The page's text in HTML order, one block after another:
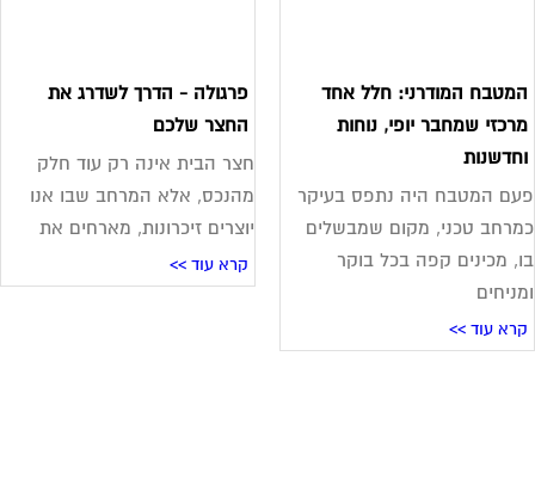
המודרני: חלל אחד
שמחבר יופי, נוחות
המטבח היה נתפס בעיקר
טכני, מקום שמבשלים
מכינים קפה בכל בוקר
עוד >>
פרגולה - הדרך לשדרג את
החצר שלכם
חצר הבית אינה רק עוד חלק
מהנכס, אלא המרחב שבו אנו
יוצרים זיכרונות, מארחים את
קרא עוד >>